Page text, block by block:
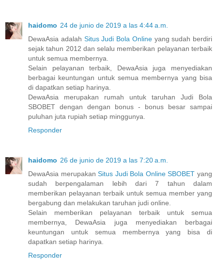
haidomo 24 de junio de 2019 a las 4:44 a.m.
DewaAsia adalah Situs Judi Bola Onlineyang sudah berdiri
sejak tahun 2012 dan selalu memberikan pelayanan terbaik
untuk semua membernya.
Selain pelayanan terbaik, DewaAsia juga menyediakan
berbagai keuntungan untuk semua membernya yang bisa
di dapatkan setiap harinya.
DewaAsia merupakan rumah untuk taruhan Judi Bola
SBOBET dengan dengan bonus - bonus besar sampai
puluhan juta rupiah setiap minggunya.
Responder
haidomo 26 de junio de 2019 a las 7:20 a.m.
DewaAsia merupakanSitus Judi Bola Online SBOBET yang
sudah berpengalaman lebih dari 7 tahun dalam
memberikan pelayanan terbaik untuk semua member yang
bergabung dan melakukan taruhan judi online.
Selain memberikan pelayanan terbaik untuk semua
membernya, DewaAsia juga menyediakan berbagai
keuntungan untuk semua membernya yang bisa di
dapatkan setiap harinya.
Responder